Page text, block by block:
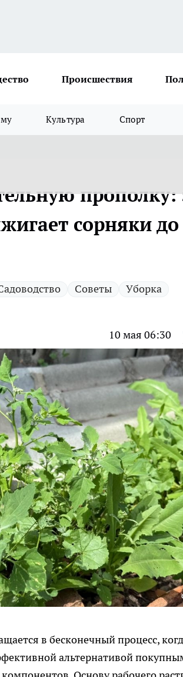
Происшествия
Культура Спорт
прополку:
сорняки
Советы Уборка
10 мая 06:30
в бесконечный процесс,
альтернативой